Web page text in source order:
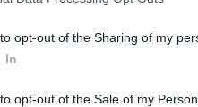
opt-out of the Sharing of my
In
opt-out of the Sale of my
από την SFS
να αξιοποιήσουν την